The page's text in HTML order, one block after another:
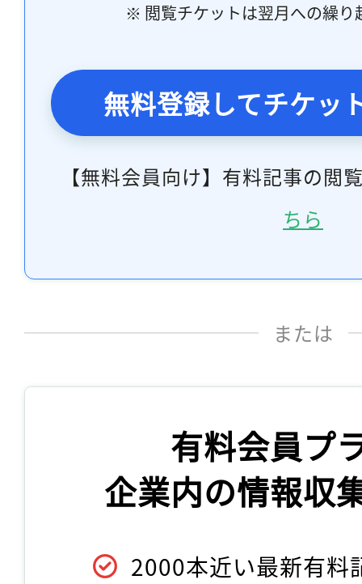
※ 閲覧チケットは翌月への繰り
無料登録してチケッ
【無料会員向け】有料記事の閲
ちら
または
有料会員プ
企業内の情報収
2000本近い最新有料